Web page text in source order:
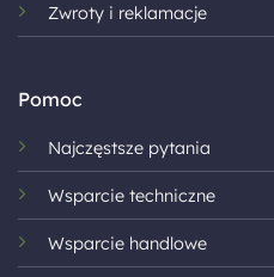
Zwroty i reklamacje
Pomoc
Najczęstsze pytania
Wsparcie techniczne
Wsparcie handlowe